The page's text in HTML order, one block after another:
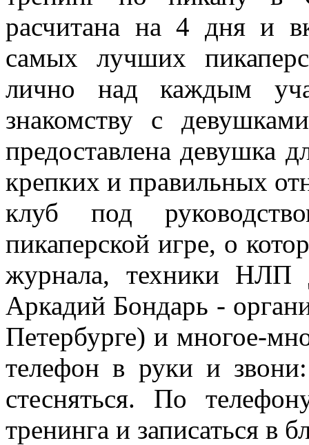
расчитана на 4 дня и
самых лучших
лично над каждым
знакомству с
предоставлена девушка
крепких и правильных
клуб под
пикаперской игре, о
журнала, техники НЛП
Аркадий Бондарь -
Петербурге) и многое-
телефон в руки и
стесняться. По
тренинга и записаться в